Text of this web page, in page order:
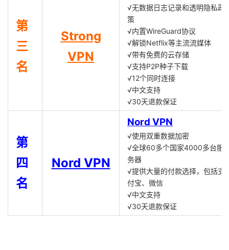
第
三
名
Strong
VPN
√无数据日志记录和透明隐私政
策
√内置WireGuard协议
√解锁Netflix等主流流媒体
√带有免费的云存储
√支持P2P种子下载
√12个同时连接
√中文支持
√30天退款保证
第
四
名
Nord VPN
Nord VPN
√使用双重数据加密
√全球60多个国家4000多台服
务器
√提供大量的付款选择，包括支
付宝、微信
√中文支持
√30天退款保证